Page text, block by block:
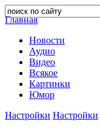
Главная
Новости
Аудио
Видео
Всякое
Картинки
Юмор
Настройки Настройки